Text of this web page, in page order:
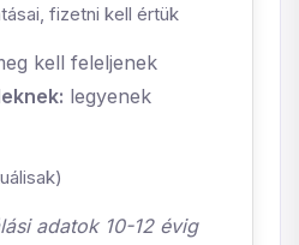
fizetni kell értük
kell feleljenek
legyenek
adatok 10-12 évig